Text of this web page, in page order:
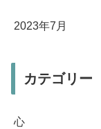
2023年7月
カテゴリー
心